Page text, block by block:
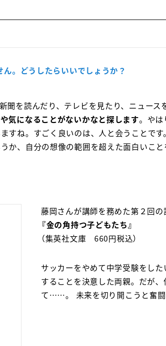
。どうしたらいいでしょうか？
を読んだり、テレビを見たり、ニュース
気になることがないかなと探します。やは
すね。すごく良いのは、人と会うことで
か、自分の想像の範囲を超えた面白いこと
藤岡さんが講師を務めた第２回の
『金の角持つ子どもたち』
（集英社文庫 660円税込）
サッカーをやめて中学受験をし
することを決意した両親。だが
て……。 未来を切り開こうと奮闘